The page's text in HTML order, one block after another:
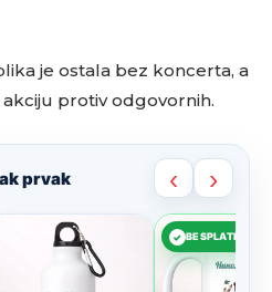
je ostala bez koncerta, a
protiv odgovornih.